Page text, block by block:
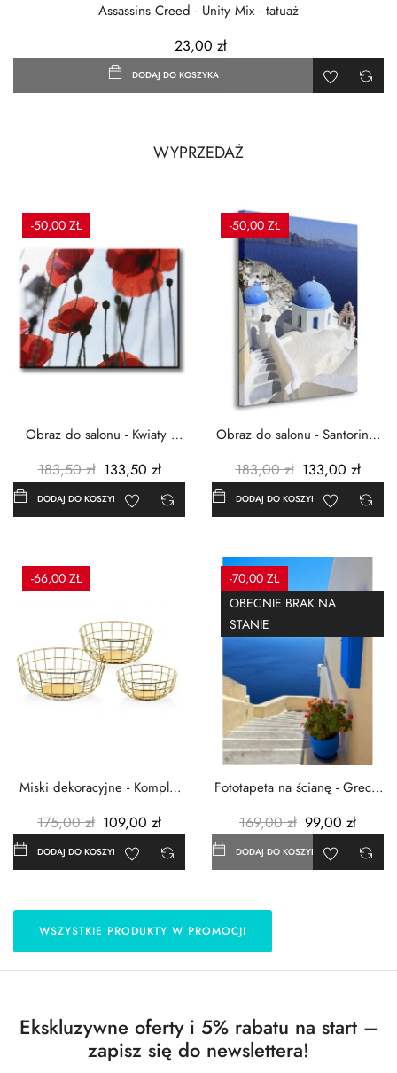
Assassins Creed - Unity Mix - tatuaż
23,00 zł
DODAJ DO KOSZYKA
WYPRZEDAŻ
-50,00 ZŁ
Obraz do salonu - Kwiaty -
183,50 zł 133,50 zł
DODAJ DO KOSZYKA
-50,00 ZŁ
Obraz do salonu - Santorini -
183,00 zł 133,00 zł
DODAJ DO KOSZYKA
-66,00 ZŁ
Miski dekoracyjne - Komplet
175,00 zł 109,00 zł
DODAJ DO KOSZYKA
-70,00 ZŁ
OBECNIE BRAK NA
STANIE
Fototapeta na ścianę - Grecja
169,00 zł 99,00 zł
DODAJ DO KOSZYKA
WSZYSTKIE PRODUKTY W PROMOCJI
Ekskluzywne oferty i 5% rabatu na start –
zapisz się do newslettera!